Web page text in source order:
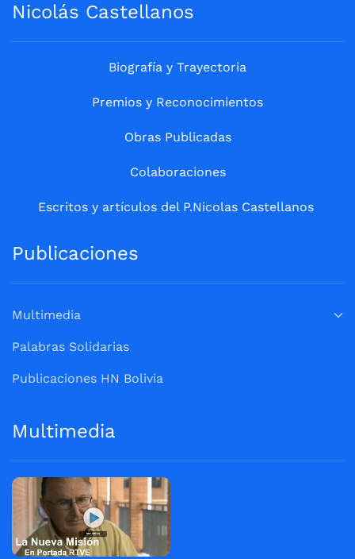
Nicolás Castellanos
Biografía y Trayectoria
Premios y Reconocimientos
Obras Publicadas
Colaboraciones
Escritos y artículos del P.Nicolas Castellanos
Publicaciones
Multimedia
Palabras Solidarias
Publicaciones HN Bolivia
Multimedia